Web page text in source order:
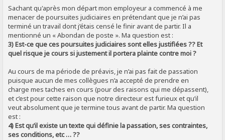
Sachant qu'après mon départ mon employeur a commencé à me
menacer de poursuites judiciaires en prétendant que je n’ai pas
terminé un travail dont j’étais censé le finir avant de partir. Il a
mentionné un « Abondan de poste ». Ma question est :
3) Est-ce que ces poursuites judiciaires sont elles justifiées ?? Et
quel risque je cours si justement il portera plainte contre moi ?
Au cours de ma période de préavis, je n’ai pas fait de passation
puisque aucun de mes collègues n’a accepté de prendre en
charge mes taches en cours (pour des raisons qui me dépassent),
et c’est pour cette raison que notre directeur est furieux et qu’il
veut absolument que je termine tous avant de partir. Ma question
est :
4) Est qu’il existe un texte qui définie la passation, ses contraintes,
ses conditions, etc … ??